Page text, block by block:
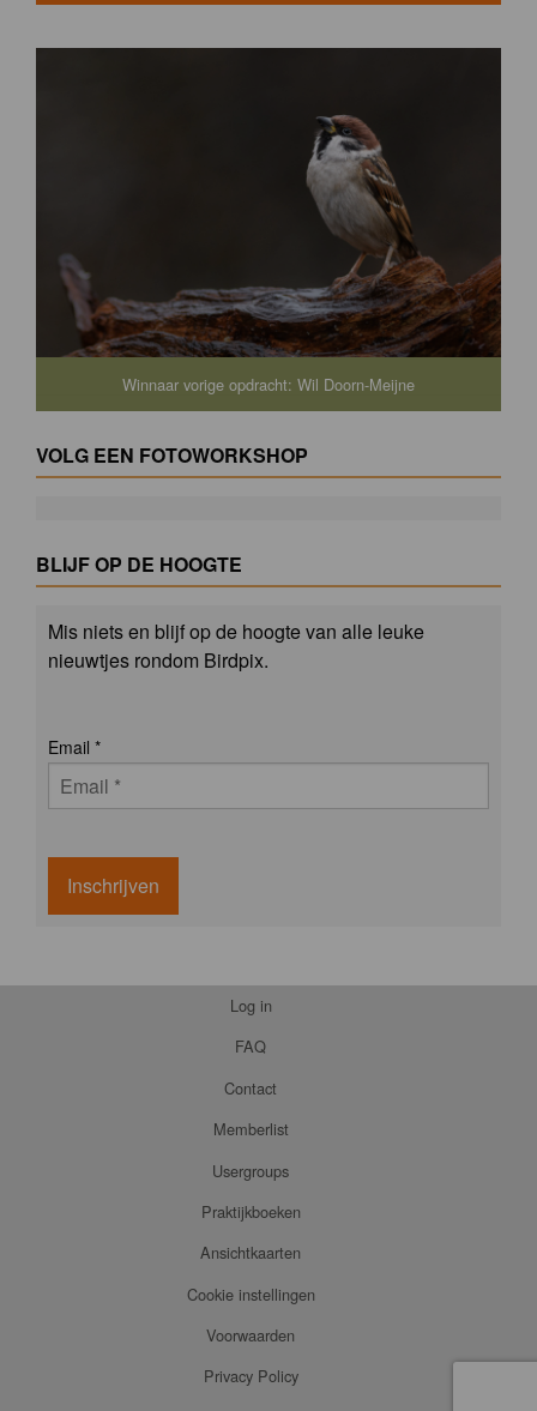
Winnaar vorige opdracht: Wil Doorn-Meijne
VOLG EEN FOTOWORKSHOP
BLIJF OP DE HOOGTE
Mis niets en blijf op de hoogte van alle leuke
nieuwtjes rondom Birdpix.
Email *
Inschrijven
Log in
FAQ
Contact
Memberlist
Usergroups
Praktijkboeken
Ansichtkaarten
Cookie instellingen
Voorwaarden
Privacy Policy